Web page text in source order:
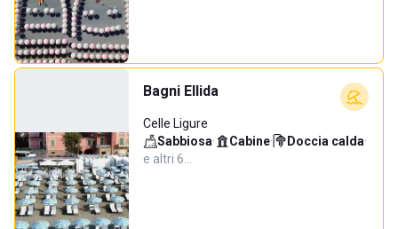
Bagni Ellida
Celle Ligure
Sabbiosa· Cabine· Doccia calda·
e altri 6…